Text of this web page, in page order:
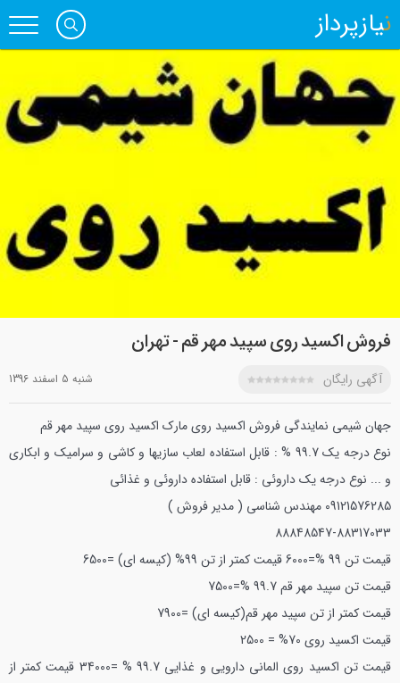
نیازپرداز
فروش اکسید روی سپید مهر قم - تهران
آگهی رایگان شنبه 5 اسفند 1396
جهان شيمي نمايندگي فروش اکسید روی مارك اکسید روی سپید مهر قم
نوع درجه يك 99.7 % : قابل استفاده لعاب سازيها و كاشي و سراميك و ابكاري
و ... نوع درجه يك داروئي : قابل استفاده داروئي و غذائي
09121576285 مهندس شناسي ( مدير فروش )
88848547-88317033
قيمت تن 99 %=6000
قيمت كمتر از تن 99% (كيسه اي) =6500
قيمت تن سپید مهر قم 99.7 %=7500
قيمت كمتر از تن سپید مهر قم(كيسه اي) =7900
قيمت اکسید روی 70% = 2500
قيمت تن اکسید روی الماني دارویي و غذايي 99.7 % =34000
قيمت كمتر از